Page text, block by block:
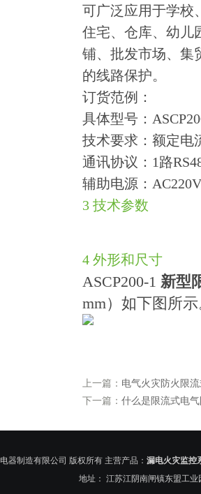
可广泛应用于学校
住宅、仓库、幼儿
铺、批发市场、集
的线路保护。
订货范例：
具体型号：
技术要求：额定电
通讯协议：1路
辅助电源：
3 技术参数
4 外形和尺寸
ASCP200-1 新型
mm）如下图所
上一篇： 电气火灾防火限
下一篇： 什么是限流式电
器制造有限公司 版权所有 主营产品： 漏电火灾监控
地址： 江苏江阴南闸镇东盟工业